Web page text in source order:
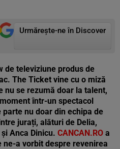
Urmărește-ne în Discover
de televiziune produs de
The Ticket vine cu o miză
nu se rezumă doar la talent,
într-un spectacol
nu doar din echipa de
jurați, alături de Delia,
Anca Dinicu. CANCAN.RO a
a vorbit despre revenirea